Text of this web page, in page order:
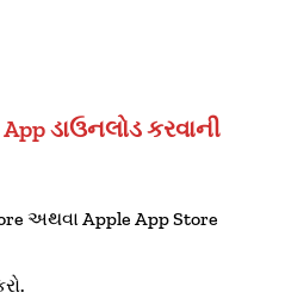
ડાઉનલોડ કરવાની
અથવા Apple App Store